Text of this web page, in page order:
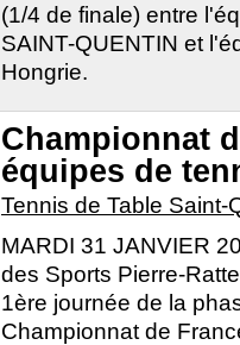
(1/4 de finale) entre
SAINT-QUENTIN et
Hongrie.
Championnat
équipes de
Tennis de Table Saint-
MARDI 31 JANVIER
des Sports Pierre-
1ère journée de la
Championnat de